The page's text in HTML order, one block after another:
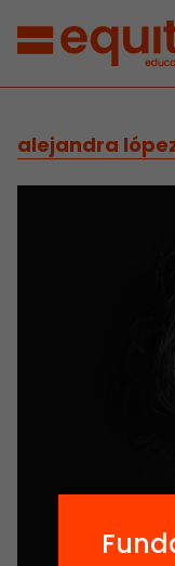
alejandra